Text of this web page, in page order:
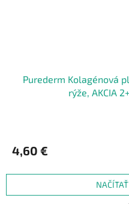
Purederm Kolagénová
rýže, AKCIA
4,60 €